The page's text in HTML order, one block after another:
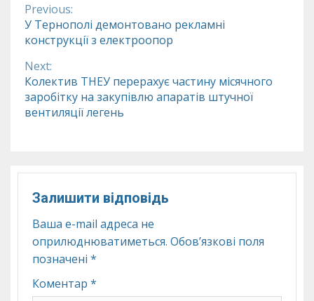
Continue
Reading
Previous:
У Тернополі демонтовано рекламні
конструкції з електроопор
Next:
Колектив ТНЕУ перерахує частину місячного
заробітку на закупівлю апаратів штучної
вентиляції легень
Залишити відповідь
Ваша e-mail адреса не
оприлюднюватиметься. Обов’язкові поля
позначені *
Коментар *